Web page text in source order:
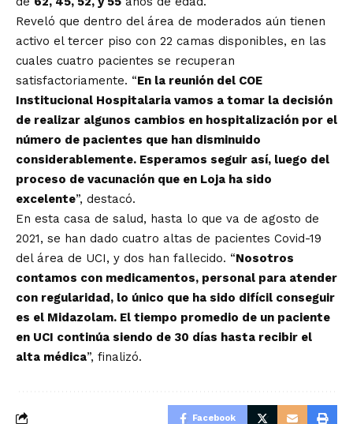
Reveló que dentro del área de moderados aún tienen
activo el tercer piso con 22 camas disponibles, en las
cuales cuatro pacientes se recuperan
satisfactoriamente. “En la reunión del COE
Institucional Hospitalaria vamos a tomar la decisión
de realizar algunos cambios en hospitalización por el
número de pacientes que han disminuido
considerablemente. Esperamos seguir así, luego del
proceso de vacunación que en Loja ha sido
excelente”, destacó.
En esta casa de salud, hasta lo que va de agosto de
2021, se han dado cuatro altas de pacientes Covid-19
del área de UCI, y dos han fallecido. “Nosotros
contamos con medicamentos, personal para atender
con regularidad, lo único que ha sido difícil conseguir
es el Midazolam. El tiempo promedio de un paciente
en UCI continúa siendo de 30 días hasta recibir el
alta médica”, finalizó.
Facebook